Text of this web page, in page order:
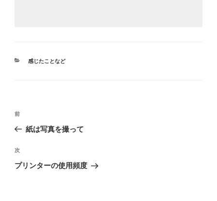
カ
感じたことなど
投
ナ
ビ
ゲ
前
の
稿
前
紙は写真を撮って
次
の
次
プリンターの使用頻度